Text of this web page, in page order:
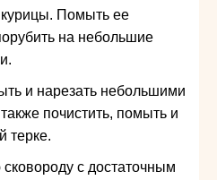
курицы. Помыть ее
на небольшие
и нарезать небольшими
почистить, помыть и
терке.
сковороду с достаточным